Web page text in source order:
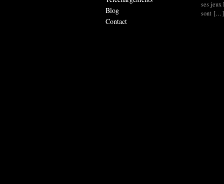
Blog
Contact
ses jeux
sont […]